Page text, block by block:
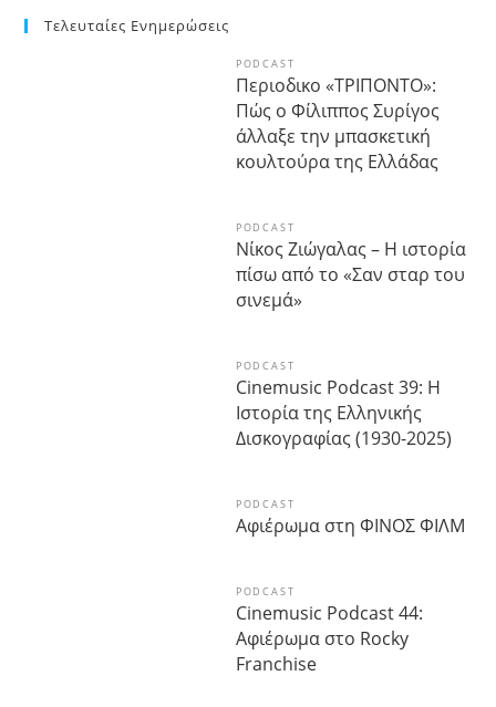
Τελευταίες Ενημερώσεις
PODCAST
Περιοδικο «ΤΡΙΠΟΝΤΟ»:
Πώς ο Φίλιππος Συρίγος
άλλαξε την μπασκετική
κουλτούρα της Ελλάδας
PODCAST
Νίκος Ζιώγαλας – Η ιστορία
πίσω από το «Σαν σταρ του
σινεμά»
PODCAST
Cinemusic Podcast 39: Η
Ιστορία της Ελληνικής
Δισκογραφίας (1930-2025)
PODCAST
Αφιέρωμα στη ΦΙΝΟΣ ΦΙΛΜ
PODCAST
Cinemusic Podcast 44:
Αφιέρωμα στο Rocky
Franchise